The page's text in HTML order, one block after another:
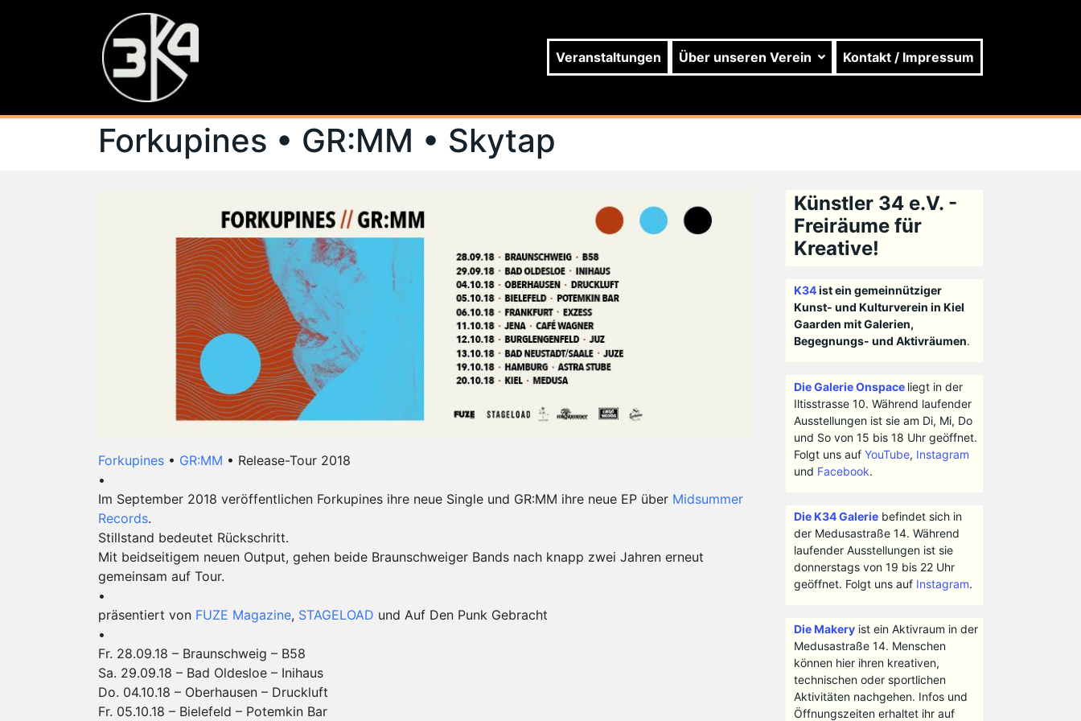
Veranstaltungen Über unseren Verein Kontakt / Impressum
Forkupines • GR:MM • Skytap
Forkupines • GR:MM • Release-Tour 2018
•
Im September 2018 veröffentlichen Forkupines ihre neue Single und GR:MM ihre neue EP über Midsummer
Records.
Stillstand bedeutet Rückschritt.
Mit beidseitigem neuen Output, gehen beide Braunschweiger Bands nach knapp zwei Jahren erneut
gemeinsam auf Tour.
•
präsentiert von FUZE Magazine, STAGELOAD und Auf Den Punk Gebracht
•
Fr. 28.09.18 – Braunschweig – B58
Sa. 29.09.18 – Bad Oldesloe – Inihaus
Do. 04.10.18 – Oberhausen – Druckluft
Fr. 05.10.18 – Bielefeld – Potemkin Bar
Künstler 34 e.V. -
Freiräume für
Kreative!
K34ist ein gemeinnütziger
Kunst- und Kulturverein in Kiel
Gaarden mit Galerien,
Begegnungs- und Aktivräumen.
Die Galerie Onspace liegt in der
Iltisstrasse 10. Während laufender
Ausstellungen ist sie am Di, Mi, Do
und So von 15 bis 18 Uhr geöffnet.
Folgt uns auf YouTube, Instagram
und Facebook.
Die K34 Galeriebefindet sich in
der Medusastraße 14. Während
laufender Ausstellungen ist sie
donnerstags von 19 bis 22 Uhr
geöffnet. Folgt uns auf Instagram.
Die Makeryist ein Aktivraum in der
Medusastraße 14. Menschen
können hier ihren kreativen,
technischen oder sportlichen
Aktivitäten nachgehen. Infos und
Öffnungszeiten erhaltet ihr auf